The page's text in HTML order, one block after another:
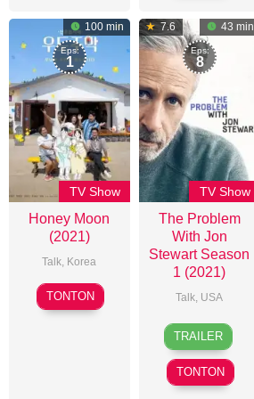
100 min
Eps:
1
TV Show
Honey Moon
(2021)
Talk, Korea
12
Jul
TONTON
7.6 43 min
Eps:
8
TV Show
The Problem
With Jon
Stewart Season
1 (2021)
Talk, USA
30
2021
Jon
Stewart
TRAILER
TONTON